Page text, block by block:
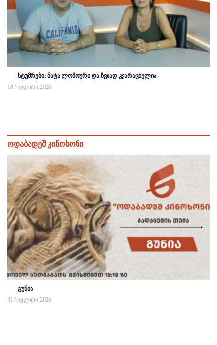
სტუმრები: ნატა ლომოური და ზვიად კვარაცხელია
18 / ივლისი 2026
ოდაბადეშ კინოხონი
გუნია
31 / ივლისი 2026